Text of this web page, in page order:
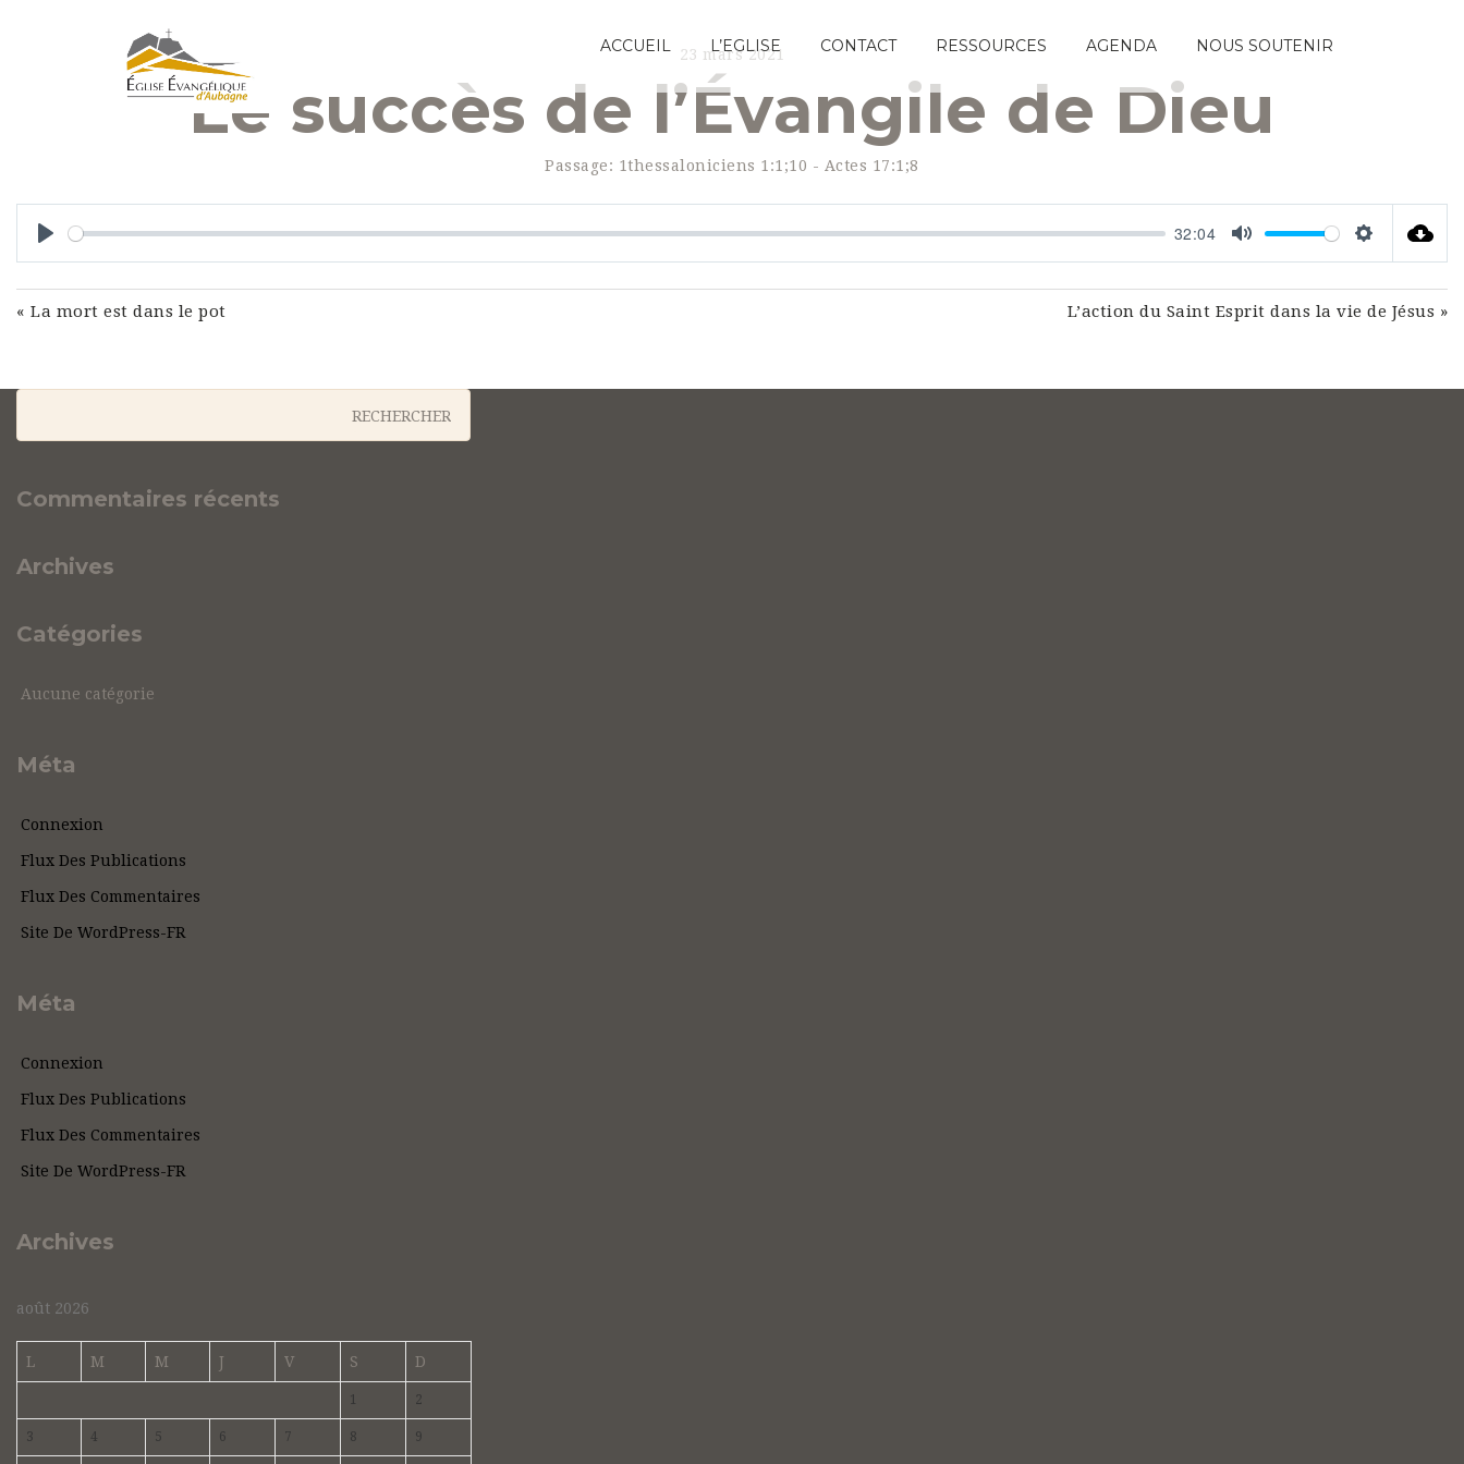
ACCUEIL L’EGLISE CONTACT RESSOURCES AGENDA NOUS SOUTENIR
23 mars 2021
Le succès de l’Évangile de Dieu
Passage: 1thessaloniciens 1:1;10 - Actes 17:1;8
Play
32:04
Mute Settings
« La mort est dans le pot L’action du Saint Esprit dans la vie de Jésus »
Commentaires récents
Archives
Catégories
Aucune catégorie
Méta
Connexion
Flux Des Publications
Flux Des Commentaires
Site De WordPress-FR
Méta
Connexion
Flux Des Publications
Flux Des Commentaires
Site De WordPress-FR
Archives
août 2026
L M M J V S D
1 2
3 4 5 6 7 8 9